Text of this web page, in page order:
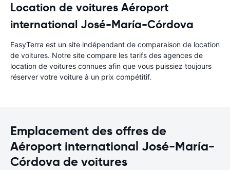
Location de voitures Aéroport
international José-María-Córdova
EasyTerra est un site indépendant de comparaison de location
de voitures. Notre site compare les tarifs des agences de
location de voitures connues afin que vous puissiez toujours
réserver votre voiture à un prix compétitif.
Emplacement des offres de
Aéroport international José-María-
Córdova de voitures